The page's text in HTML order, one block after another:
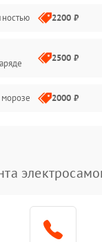
2200 ₽
2500 ₽
2000 ₽